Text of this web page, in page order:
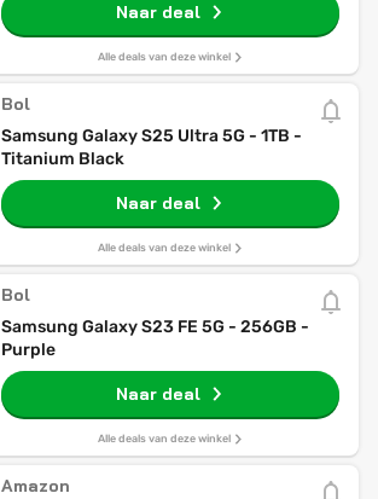
Naar deal
Alle deals van deze winkel
Bol
Samsung Galaxy S25 Ultra 5G - 1TB -
Titanium Black
Naar deal
Alle deals van deze winkel
Bol
Samsung Galaxy S23 FE 5G - 256GB -
Purple
Naar deal
Alle deals van deze winkel
Amazon